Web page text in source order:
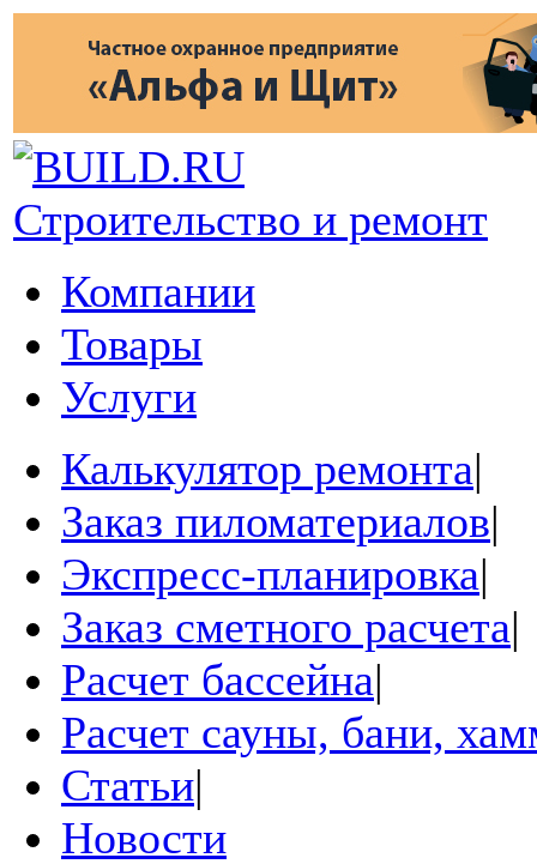
Строительство и ремонт
Компании
Товары
Услуги
Калькулятор ремонта|
Заказ пиломатериалов|
Экспресс-планировка|
Заказ сметного расчета|
Расчет бассейна|
Расчет сауны, бани,
Статьи|
Новости